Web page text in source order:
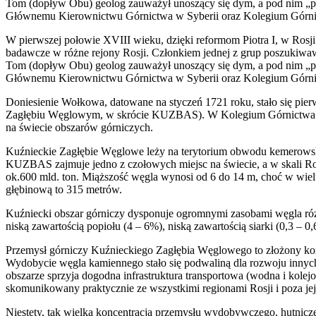
Tom (dopływ Obu) geolog zauważył unoszący się dym, a pod nim
Głównemu Kierownictwu Górnictwa w Syberii oraz Kolegium
W pierwszej połowie XVIII wieku, dzięki reformom Piotra I, w
badawcze w różne rejony Rosji. Członkiem jednej z grup
Tom (dopływ Obu) geolog zauważył unoszący się dym, a pod nim
Głównemu Kierownictwu Górnictwa w Syberii oraz Kolegium
Doniesienie Wołkowa, datowane na styczeń 1721 roku, stało się
Zagłębiu Węglowym, w skrócie KUZBAS). W Kolegium
na świecie obszarów górniczych.
Kuźnieckie Zagłębie Węglowe leży na terytorium obwodu
KUZBAS zajmuje jedno z czołowych miejsc na świecie, a w skali
ok.600 mld. ton. Miąższość węgla wynosi od 6 do 14 m, choć w
głębinową to 315 metrów.
Kuźniecki obszar górniczy dysponuje ogromnymi zasobami węgla
niską zawartością popiołu (4 – 6%), niską zawartością siarki (0,3 –
Przemysł górniczy Kuźnieckiego Zagłębia Węglowego to złożony
Wydobycie węgla kamiennego stało się podwaliną dla rozwoju
obszarze sprzyja dogodna infrastruktura transportowa (wodna i
skomunikowany praktycznie ze wszystkimi regionami Rosji i poza
Niestety, tak wielka koncentracja przemysłu wydobywczego,